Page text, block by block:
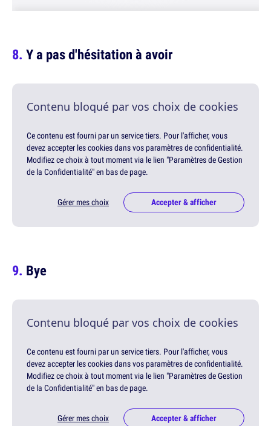
Y a pas d'hésitation à avoir
Contenu bloqué par vos choix de cookies
Ce contenu est fourni par un service tiers. Pour l'afficher, vous
devez accepter les cookies dans vos paramètres de confidentialité.
Modifiez ce choix à tout moment via le lien "Paramètres de Gestion
de la Confidentialité" en bas de page.
Gérer mes choix Accepter & afficher
Bye
Contenu bloqué par vos choix de cookies
Ce contenu est fourni par un service tiers. Pour l'afficher, vous
devez accepter les cookies dans vos paramètres de confidentialité.
Modifiez ce choix à tout moment via le lien "Paramètres de Gestion
de la Confidentialité" en bas de page.
Gérer mes choix Accepter & afficher